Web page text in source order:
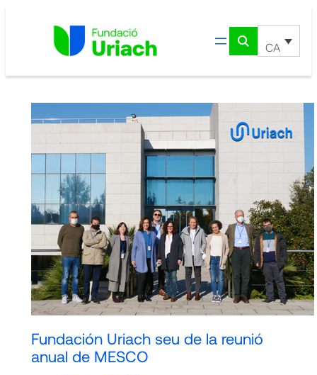
CA
Fundación Uriach seu de la reunió
anual de MESCO